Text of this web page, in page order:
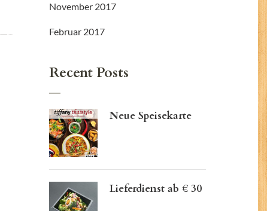
November 2017
Februar 2017
Recent Posts
Neue Speisekarte
Lieferdienst ab € 30